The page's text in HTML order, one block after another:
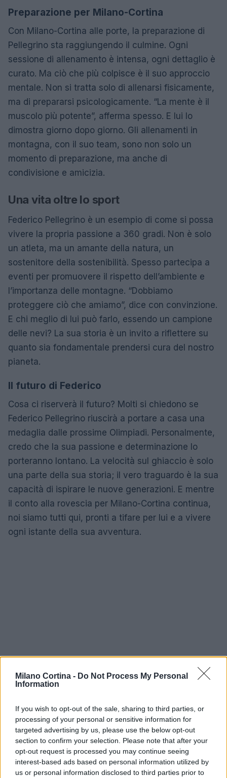
Milano Cortina - Do Not Process My Personal
Information
If you wish to opt-out of the sale, sharing to third parties, or
processing of your personal or sensitive information for
targeted advertising by us, please use the below opt-out
section to confirm your selection. Please note that after your
opt-out request is processed you may continue seeing
interest-based ads based on personal information utilized by
us or personal information disclosed to third parties prior to
Preparazione per Milano-Cortina
Con Milano-Cortina alle porte, la preparazione di
Pellegrino sta raggiungendo il culmine. Ogni
sessione di allenamento è intensa, ogni dettaglio è
curato. Ma ciò che più colpisce è il suo approccio
mentale. Non si tratta solo di allenarsi fisicamente,
ma di prepararsi psicologicamente. “La mente è il
muscolo più potente”, afferma spesso. E lui lo
dimostra giorno dopo giorno. Gli allenamenti in
montagna, con il suo team, sono non solo un
momento di preparazione, ma anche di
condivisione e amicizia.
Una vita oltre lo sport
Federico Pellegrino è un esempio di come si possa
vivere la propria passione a 360 gradi. Non è solo
un atleta, ma un amante della natura, un
sostenitore della sostenibilità. Spesso partecipa a
eventi per promuovere il rispetto dell’ambiente e
l’importanza delle montagne. “Dobbiamo
proteggere ciò che amiamo”, dice con convinzione.
E chi meglio di lui può farlo, essendo un campione
delle nevi? La sua storia è un invito a riflettere su
quanto sia fondamentale prendersi cura del nostro
pianeta.
Il futuro di Federico
Cosa ci riserverà il futuro? Molti si chiedono se
Federico Pellegrino riuscirà a portare a casa una
medaglia dalle prossime Olimpiadi. Personalmente,
credo che la sua passione e determinazione lo
porteranno lontano. La velocità sul ghiaccio è solo
una parte della sua storia; il vero traguardo è la sua
capacità di ispirare le nuove generazioni. E mentre
il conto alla rovescia per Milano-Cortina continua,
noi siamo tutti qui, pronti a tifare per lui e a vivere
ogni istante della sua avventura.
AUTORE
AiAdhubMedia